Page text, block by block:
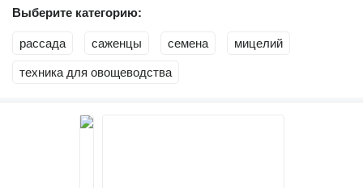
Выберите категорию:
рассада саженцы семена мицелий
техника для овощеводства